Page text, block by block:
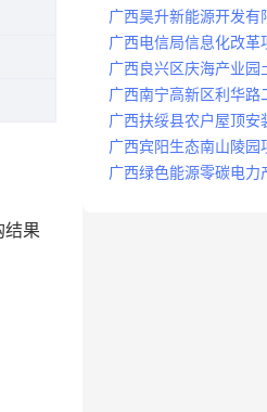
结果
广西昊升新能源开发有
标
广西电信局信息化改革
广西良兴区庆海产业园
广西南宁高新区利华路
广西扶绥县农户屋顶安
告
广西宾阳生态南山陵园
广西绿色能源零碳电力